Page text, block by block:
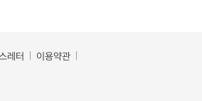
레터
이용약관